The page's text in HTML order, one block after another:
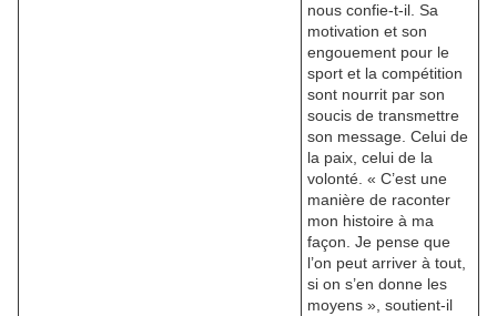
nous confie-t-il. Sa
motivation et son
engouement pour le
sport et la compétition
sont nourrit par son
soucis de transmettre
son message. Celui de
la paix, celui de la
volonté. « C’est une
manière de raconter
mon histoire à ma
façon. Je pense que
l’on peut arriver à tout,
si on s’en donne les
moyens », soutient-il